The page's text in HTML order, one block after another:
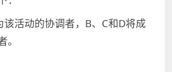
活动的协调者，B、C和D将成